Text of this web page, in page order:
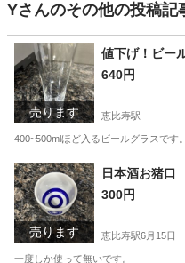
Yさんのその他の投稿記
売ります
値下げ！ビー
640円
恵比寿駅
400~500mlほど入るビールグラスです
東京 渋谷区 恵比寿駅 食
売ります
日本酒お猪口
300円
恵比寿駅6月15日
一度しか使って無いです。